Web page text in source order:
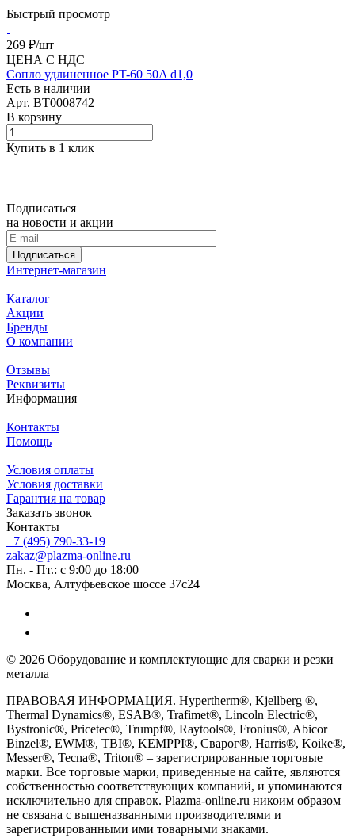
Быстрый просмотр
269 ₽/шт
ЦЕНА С НДС
Сопло удлиненное PT-60 50A d1,0
Есть в наличии
Арт. BT0008742
В корзину
Купить в 1 клик
Подписаться
на новости и акции
Подписаться
Интернет-магазин
Каталог
Акции
Бренды
О компании
Отзывы
Реквизиты
Информация
Контакты
Помощь
Условия оплаты
Условия доставки
Гарантия на товар
Заказать звонок
Контакты
+7 (495) 790-33-19
zakaz@plazma-online.ru
Пн. - Пт.: с 9:00 до 18:00
Москва, Алтуфьевское шоссе 37с24
© 2026 Оборудование и комплектующие для сварки и резки
металла
ПРАВОВАЯ ИНФОРМАЦИЯ. Hypertherm®, Kjellberg ®,
Thermal Dynamics®, ESAB®, Trafimet®, Lincoln Electric®,
Bystronic®, Pricetec®, Trumpf®, Raytools®, Fronius®, Abicor
Binzel®, EWM®, TBI®, KEMPPI®, Сварог®, Harris®, Koike®,
Messer®, Tecna®, Triton® – зарегистрированные торговые
марки. Все торговые марки, приведенные на сайте, являются
собственностью соответствующих компаний, и упоминаются
исключительно для справок. Plazma-online.ru никоим образом
не связана с вышеназванными производителями и
зарегистрированными ими товарными знаками.